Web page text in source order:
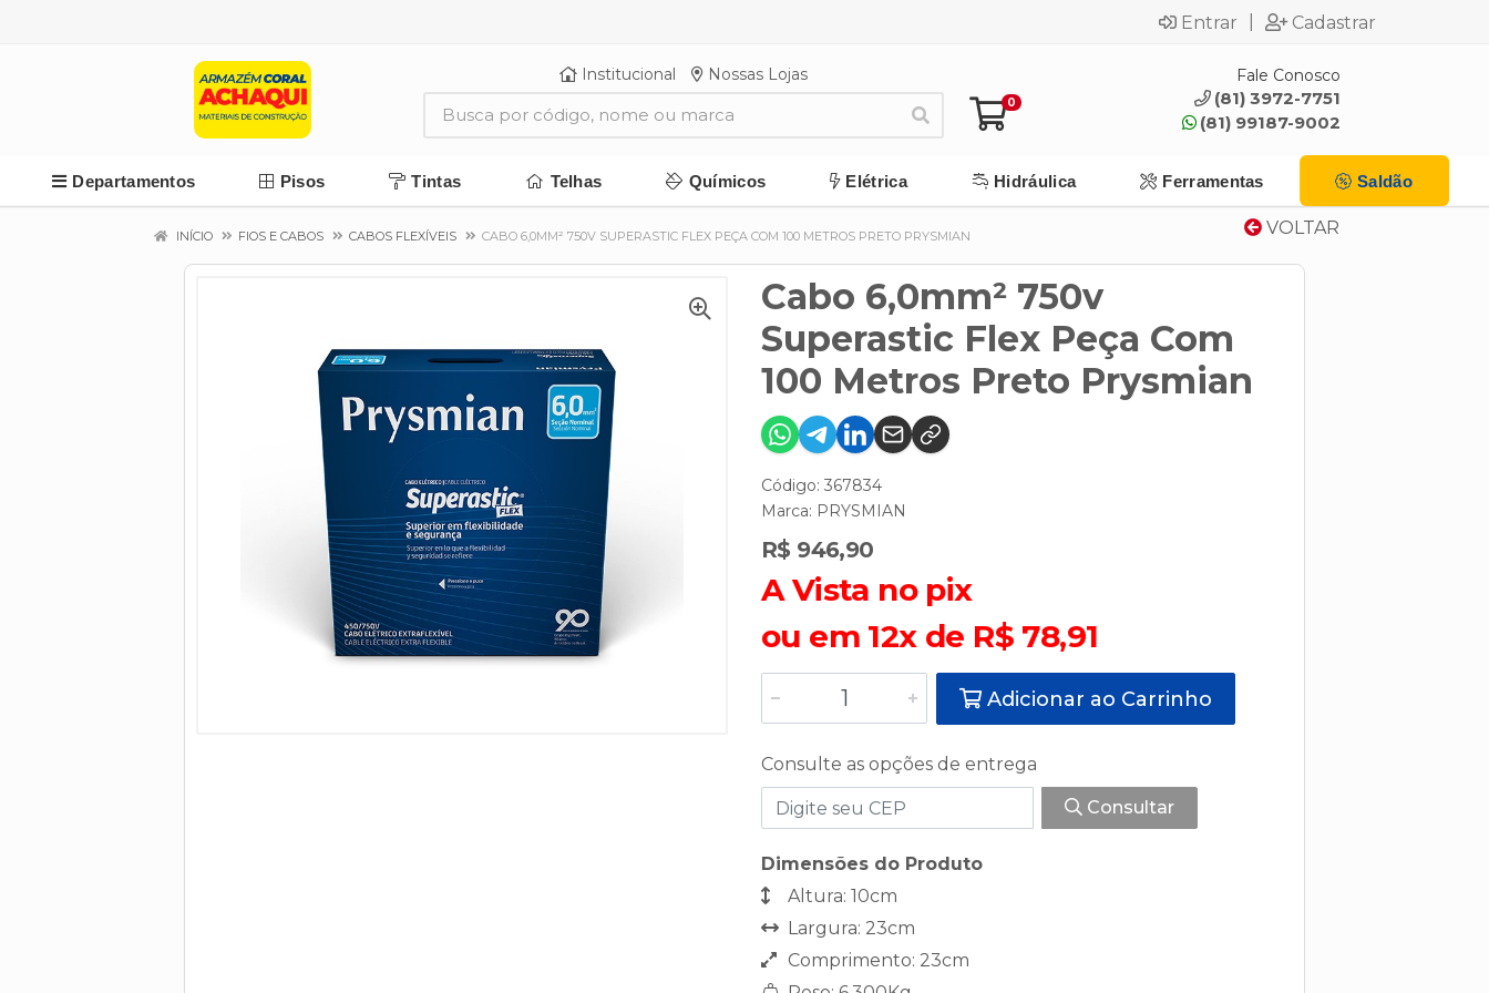
Entrar Cadastrar
Institucional Nossas Lojas
0
Fale Conosco
(81) 3972-7751
(81) 99187-9002
Departamentos Pisos Tintas Telhas Químicos Elétrica Hidráulica Ferramentas Saldão
VOLTAR
INÍCIO FIOS E CABOS CABOS FLEXÍVEIS CABO 6,0MM² 750V SUPERASTIC FLEX PEÇA COM 100 METROS PRETO PRYSMIAN
Cabo 6,0mm² 750v
Superastic Flex Peça Com
100 Metros Preto Prysmian
Código: 367834
Marca: PRYSMIAN
R$ 946,90
A Vista no pix
ou em 12x de R$ 78,91
Adicionar ao Carrinho
Consulte as opções de entrega
Consultar
Dimensões do Produto
Altura: 10cm
Largura: 23cm
Comprimento: 23cm